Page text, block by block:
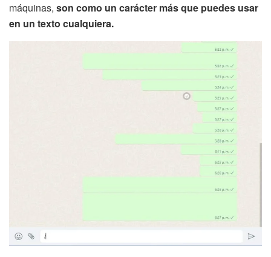
máquinas, son como un carácter más que puedes usar
en un texto cualquiera.